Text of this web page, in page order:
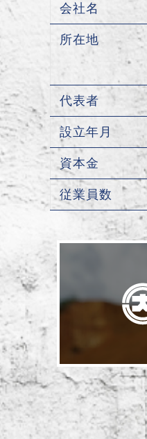
会社名
所在地
代表者
設立年月
資本金
従業員数